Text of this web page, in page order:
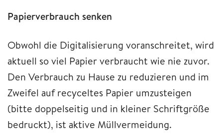
Papierverbrauch senken
Obwohl die Digitalisierung voranschreitet, wird
aktuell so viel Papier verbraucht wie nie zuvor.
Den Verbrauch zu Hause zu reduzieren und im
Zweifel auf recyceltes Papier umzusteigen
(bitte doppelseitig und in kleiner Schriftgröße
bedruckt), ist aktive Müllvermeidung.